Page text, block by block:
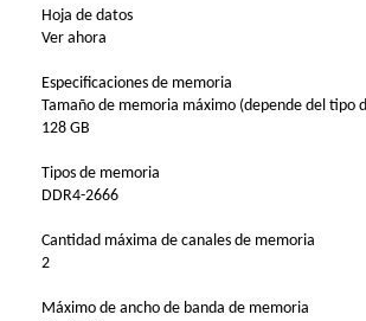
Hoja de datos
Ver ahora
Especificaciones de memoria
Tamaño de memoria máximo (depende del tipo
128 GB
Tipos de memoria
DDR4-2666
Cantidad máxima de canales de memoria
2
Máximo de ancho de banda de memoria